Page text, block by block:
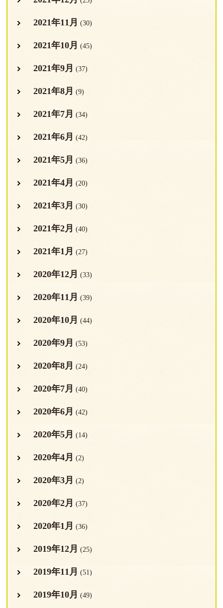
2021年11月 (30)
2021年10月 (45)
2021年9月 (37)
2021年8月 (9)
2021年7月 (34)
2021年6月 (42)
2021年5月 (36)
2021年4月 (20)
2021年3月 (30)
2021年2月 (40)
2021年1月 (27)
2020年12月 (33)
2020年11月 (39)
2020年10月 (44)
2020年9月 (53)
2020年8月 (24)
2020年7月 (40)
2020年6月 (42)
2020年5月 (14)
2020年4月 (2)
2020年3月 (2)
2020年2月 (37)
2020年1月 (36)
2019年12月 (25)
2019年11月 (51)
2019年10月 (49)